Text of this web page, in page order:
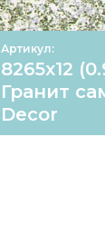
Артикул:
8265х12
Гранит
Decor